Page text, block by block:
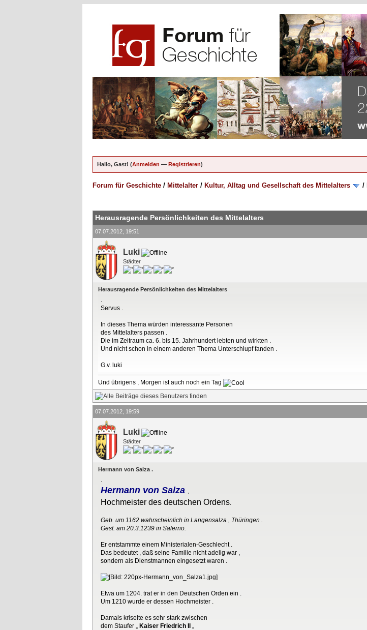
Hallo, Gast! (Anmelden — Registrieren)
Forum für Geschichte / Mittelalter / Kultur, Alltag und Gesellschaft des Mittelalters /
Herausragende Persönlichkeiten des Mittelalters
07.07.2012, 19:51
Luki
Städter
Herausragende Persönlichkeiten des Mittelalters
.
Servus .
In dieses Thema würden interessante Personen
des Mittelalters passen .
Die im Zeitraum ca. 6. bis 15. Jahrhundert lebten und wirkten .
Und nicht schon in einem anderen Thema Unterschlupf fanden .
G.v. luki
Und übrigens , Morgen ist auch noch ein Tag
07.07.2012, 19:59
Luki
Städter
Hermann von Salza .
.
Hermann von Salza ,
Hochmeister des deutschen Ordens.
Geb. um 1162 wahrscheinlich in Langensalza , Thüringen .
Gest. am 20.3.1239 in Salerno.
Er entstammte einem Ministerialen-Geschlecht .
Das bedeutet , daß seine Familie nicht adelig war ,
sondern als Dienstmannen eingesetzt waren .
Etwa um 1204. trat er in den Deutschen Orden ein .
Um 1210 wurde er dessen Hochmeister .
Damals kriselte es sehr stark zwischen
dem Staufer „ Kaiser Friedrich II
„